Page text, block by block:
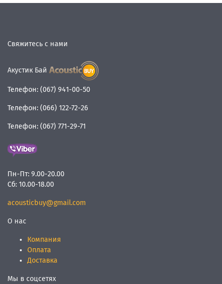
Свяжитесь с нами
Акустик Бай
Телефон: (067) 941-00-50
Телефон: (066) 122-72-26
Телефон: (067) 771-29-71
Пн-Пт: 9.00-20.00
Сб: 10.00-18.00
acousticbuy@gmail.com
О нас
Компания
Оплата
Доставка
Мы в соцсетях